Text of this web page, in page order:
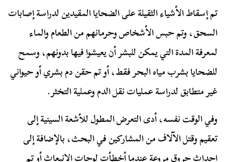
تم إسقاط الأشياء الثقيلة على الضحايا المقيدين لدراسة إصابات
السحق، وتم حبس الأشخاص وحرمانهم من الطعام والماء
لمعرفة المدة التي يمكن للبشر أن يعيشوا فيها بدونهم، وسمح
للضحايا بشرب مياه البحر فقط، أو تم حقن دم بشري أو حيواني
غير متطابق لدراسة عمليات نقل الدم وعملية التخثر.
وفي الوقت نفسه، أدى التعرض المطول للأشعة السينية إلى
تعقيم وقتل الآلاف من المشاركين في البحث، بالإضافة إلى
إحداث حروق مروعة عندما أخطأت لوحات الانبعاث أو تم